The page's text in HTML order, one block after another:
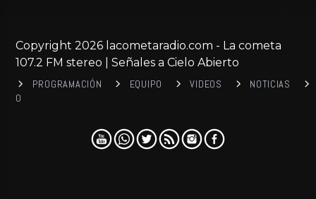
Copyright 2026 lacometaradio.com - La cometa
107.2 FM stereo | Señales a Cielo Abierto
PROGRAMACIÓN EQUIPO VIDEOS
NOTICIAS
0